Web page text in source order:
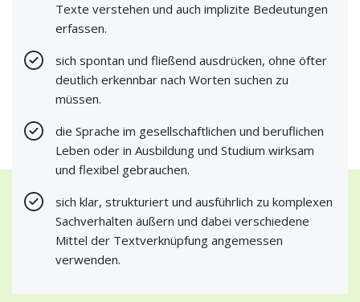
Texte verstehen und auch implizite Bedeutungen
erfassen.
sich spontan und fließend ausdrücken, ohne öfter
deutlich erkennbar nach Worten suchen zu
müssen.
die Sprache im gesellschaftlichen und beruflichen
Leben oder in Ausbildung und Studium wirksam
und flexibel gebrauchen.
sich klar, strukturiert und ausführlich zu komplexen
Sachverhalten äußern und dabei verschiedene
Mittel der Textverknüpfung angemessen
verwenden.